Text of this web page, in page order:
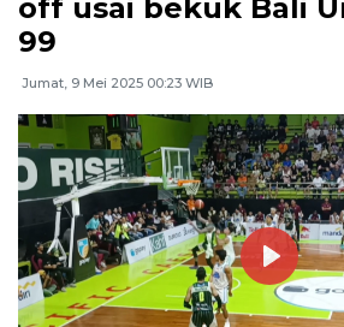
off usai bekuk Bali
99
Jumat, 9 Mei 2025 00:23 WIB
Play